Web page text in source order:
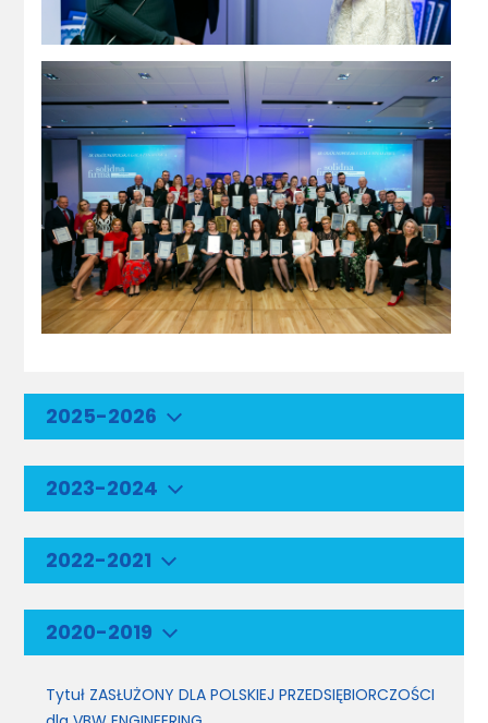
2025-2026
2023-2024
2022-2021
2020-2019
Tytuł ZASŁUŻONY DLA POLSKIEJ PRZEDSIĘBIORCZOŚCI